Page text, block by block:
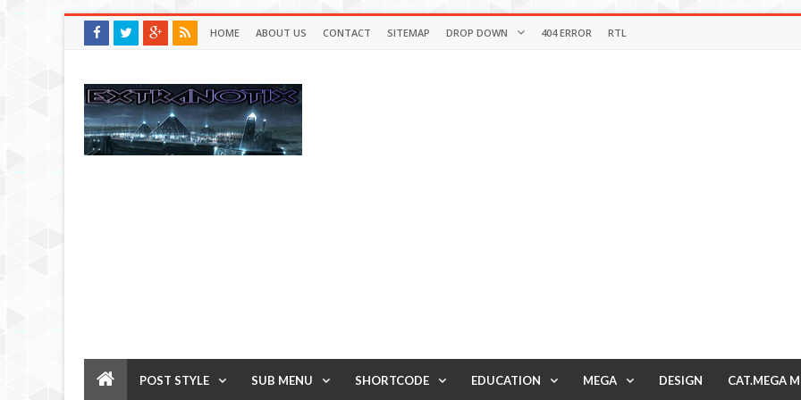
HOME ABOUT US CONTACT SITEMAP DROP DOWN 404 ERROR RTL
POST STYLE SUB MENU SHORTCODE EDUCATION MEGA DESIGN CAT.MEGA